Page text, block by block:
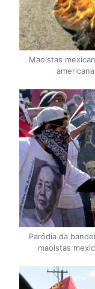
Maoistas
Paródia da
maoistas